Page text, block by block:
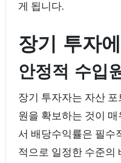
게 됩니다.
장기 투자
안정적 수입
장기 투자자는 자산
원을 확보하는 것이
서 배당수익률은 필수
적으로 일정한 수준의